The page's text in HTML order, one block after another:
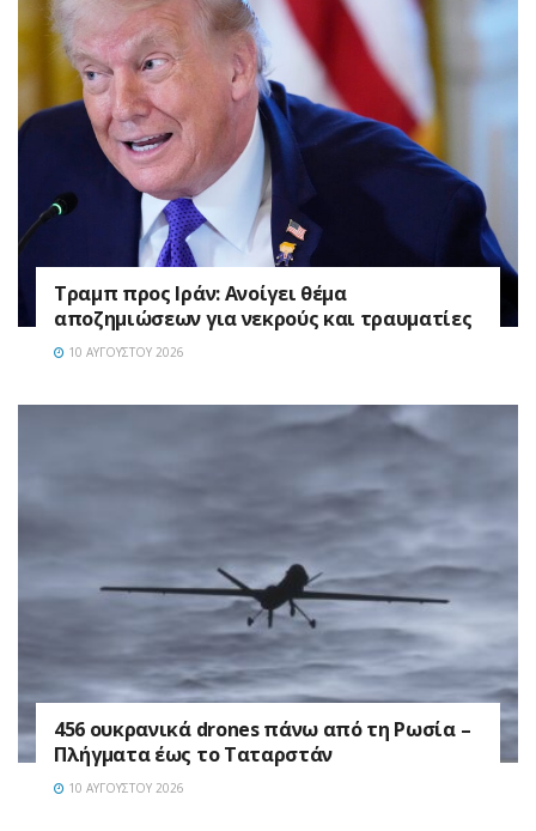
Τραμπ προς Ιράν: Ανοίγει θέμα
αποζημιώσεων για νεκρούς και τραυματίες
10 ΑΥΓΟΎΣΤΟΥ 2026
456 ουκρανικά drones πάνω από τη Ρωσία –
Πλήγματα έως το Ταταρστάν
10 ΑΥΓΟΎΣΤΟΥ 2026